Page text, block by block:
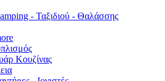
- Ταξιδιού - Θαλάσσης
Κουζίνας